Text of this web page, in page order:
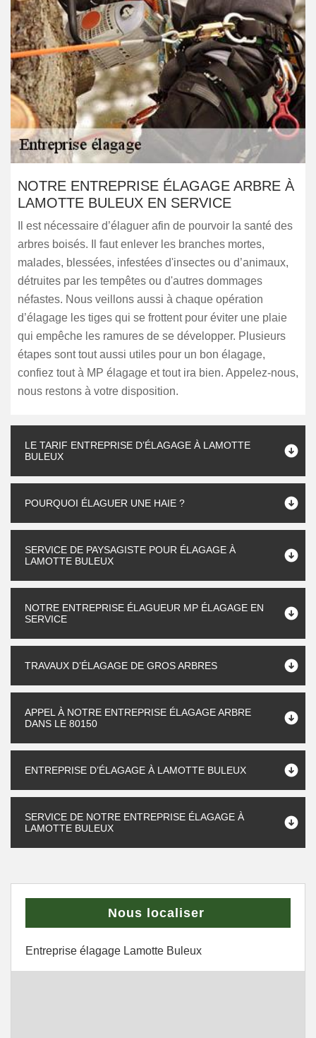
NOTRE ENTREPRISE ÉLAGAGE ARBRE À
LAMOTTE BULEUX EN SERVICE
Il est nécessaire d’élaguer afin de pourvoir la santé des
arbres boisés. Il faut enlever les branches mortes,
malades, blessées, infestées d'insectes ou d’animaux,
détruites par les tempêtes ou d'autres dommages
néfastes. Nous veillons aussi à chaque opération
d’élagage les tiges qui se frottent pour éviter une plaie
qui empêche les ramures de se développer. Plusieurs
étapes sont tout aussi utiles pour un bon élagage,
confiez tout à MP élagage et tout ira bien. Appelez-nous,
nous restons à votre disposition.
LE TARIF ENTREPRISE D’ÉLAGAGE À LAMOTTE
BULEUX
POURQUOI ÉLAGUER UNE HAIE ?
SERVICE DE PAYSAGISTE POUR ÉLAGAGE À
LAMOTTE BULEUX
NOTRE ENTREPRISE ÉLAGUEUR MP ÉLAGAGE EN
SERVICE
TRAVAUX D’ÉLAGAGE DE GROS ARBRES
APPEL À NOTRE ENTREPRISE ÉLAGAGE ARBRE
DANS LE 80150
ENTREPRISE D’ÉLAGAGE À LAMOTTE BULEUX
SERVICE DE NOTRE ENTREPRISE ÉLAGAGE À
LAMOTTE BULEUX
Nous localiser
Entreprise élagage Lamotte Buleux